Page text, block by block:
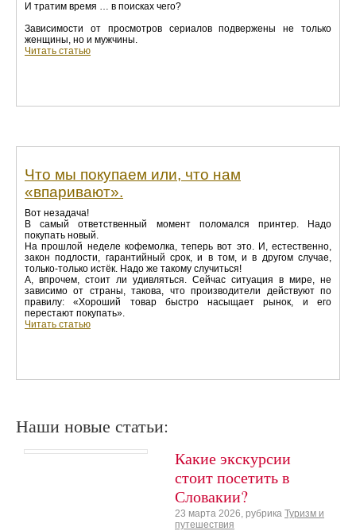
И тратим время … в поисках чего?
Зависимости от просмотров сериалов подвержены не только
женщины, но и мужчины.
Читать статью
Что мы покупаем или, что нам
«впаривают».
Вот незадача!
В самый ответственный момент поломался принтер. Надо
покупать новый.
На прошлой неделе кофемолка, теперь вот это. И, естественно,
закон подлости, гарантийный срок, и в том, и в другом случае,
только-только истёк. Надо же такому случиться!
А, впрочем, стоит ли удивляться. Сейчас ситуация в мире, не
зависимо от страны, такова, что производители действуют по
правилу: «Хороший товар быстро насыщает рынок, и его
перестают покупать».
Читать статью
Наши новые статьи:
Какие экскурсии
стоит посетить в
Словакии?
23 марта 2026, рубрика Туризм и
путешествия